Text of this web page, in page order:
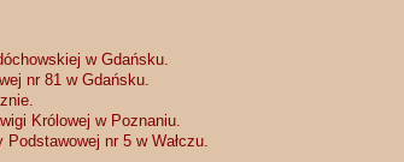
w Gdańsku.
nr 81 w Gdańsku.
Królowej w Poznaniu.
nr 5 w Wałczu.